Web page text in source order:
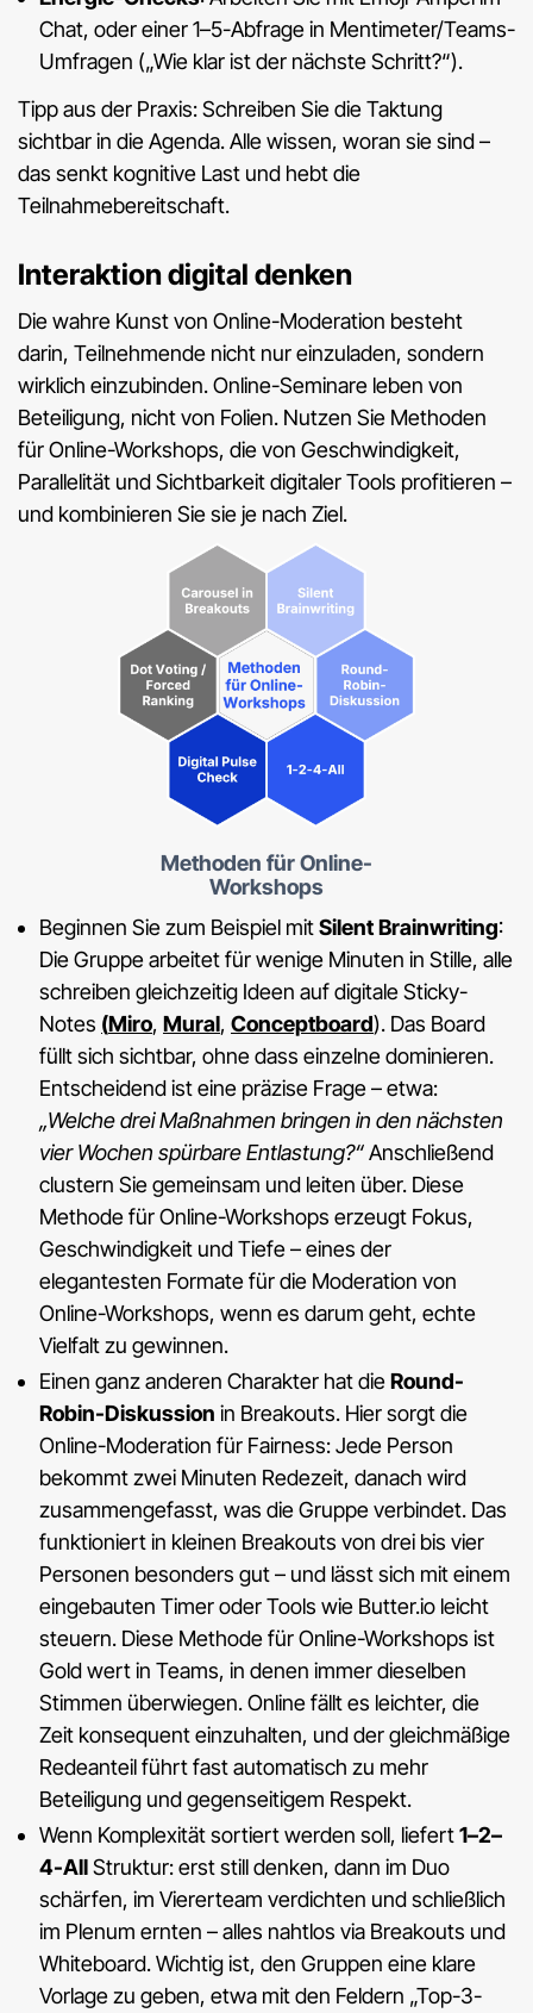
Chat, oder einer 1–5-Abfrage in Mentimeter/Teams-
Umfragen („Wie klar ist der nächste Schritt?“).
Tipp aus der Praxis: Schreiben Sie die Taktung
sichtbar in die Agenda. Alle wissen, woran sie sind –
das senkt kognitive Last und hebt die
Teilnahmebereitschaft.
Interaktion digital denken
Die wahre Kunst von Online-Moderation besteht
darin, Teilnehmende nicht nur einzuladen, sondern
wirklich einzubinden. Online-Seminare leben von
Beteiligung, nicht von Folien. Nutzen Sie Methoden
für Online-Workshops, die von Geschwindigkeit,
Parallelität und Sichtbarkeit digitaler Tools profitieren –
und kombinieren Sie sie je nach Ziel.
Methoden für Online-
Workshops
Beginnen Sie zum Beispiel mitSilent Brainwriting:
Die Gruppe arbeitet für wenige Minuten in Stille, alle
schreiben gleichzeitig Ideen auf digitale Sticky-
Notes (Miro, Mural, Conceptboard). Das Board
füllt sich sichtbar, ohne dass einzelne dominieren.
Entscheidend ist eine präzise Frage – etwa:
„Welche drei Maßnahmen bringen in den nächsten
vier Wochen spürbare Entlastung?“Anschließend
clustern Sie gemeinsam und leiten über. Diese
Methode für Online-Workshops erzeugt Fokus,
Geschwindigkeit und Tiefe – eines der
elegantesten Formate für die Moderation von
Online-Workshops, wenn es darum geht, echte
Vielfalt zu gewinnen.
Einen ganz anderen Charakter hat dieRound-
Robin-Diskussion in Breakouts. Hier sorgt die
Online-Moderation für Fairness: Jede Person
bekommt zwei Minuten Redezeit, danach wird
zusammengefasst, was die Gruppe verbindet. Das
funktioniert in kleinen Breakouts von drei bis vier
Personen besonders gut – und lässt sich mit einem
eingebauten Timer oder Tools wie Butter.io leicht
steuern. Diese Methode für Online-Workshops ist
Gold wert in Teams, in denen immer dieselben
Stimmen überwiegen. Online fällt es leichter, die
Zeit konsequent einzuhalten, und der gleichmäßige
Redeanteil führt fast automatisch zu mehr
Beteiligung und gegenseitigem Respekt.
Wenn Komplexität sortiert werden soll, liefert1–2–
4-AllStruktur: erst still denken, dann im Duo
schärfen, im Viererteam verdichten und schließlich
im Plenum ernten – alles nahtlos via Breakouts und
Whiteboard. Wichtig ist, den Gruppen eine klare
Vorlage zu geben, etwa mit den Feldern „Top-3-